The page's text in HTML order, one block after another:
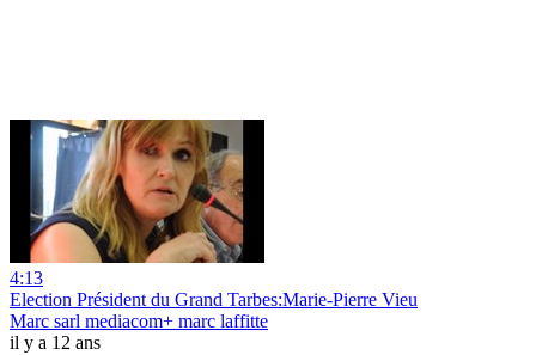
4:13
Election Président du Grand Tarbes:Marie-Pierre Vieu
Marc sarl mediacom+ marc laffitte
il y a 12 ans